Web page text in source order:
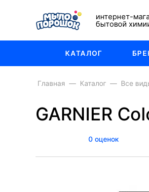
интернет-
бытовой
КАТАЛОГ
Главная Каталог Все
GARNIER
0 оценок